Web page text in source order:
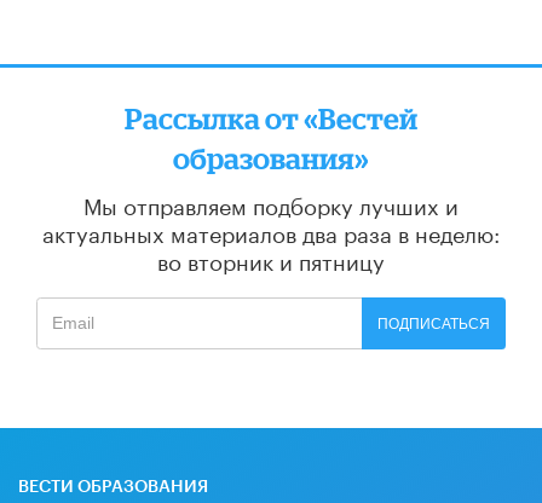
Рассылка от «Вестей
образования»
Мы отправляем подборку лучших и
актуальных материалов два раза в неделю:
во вторник и пятницу
ПОДПИСАТЬСЯ
ВЕСТИ ОБРАЗОВАНИЯ